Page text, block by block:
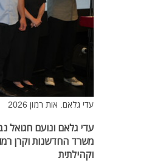
עדי גלאם. אות רמון 2026
משרד החדשנות וקרן
וקהילתית